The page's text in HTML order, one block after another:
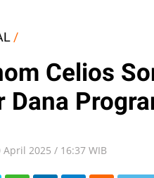
/
Celios
Dana
2025 / 16:37 WIB